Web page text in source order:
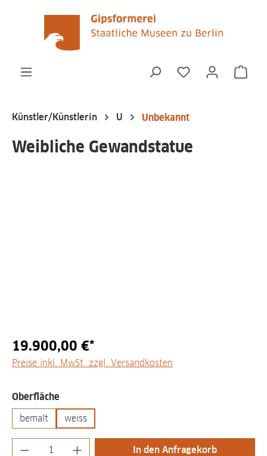
springen
Du hast 0
Künstler/Künstlerin U Unbekannt
Weibliche Gewandstatue
19.900,00 €*
Preise inkl. MwSt. zzgl. Versandkosten
Oberflächeauswählen
bemalt weiss
Produkt Anzahl: Gib den gewünschten
In den Anfragekorb